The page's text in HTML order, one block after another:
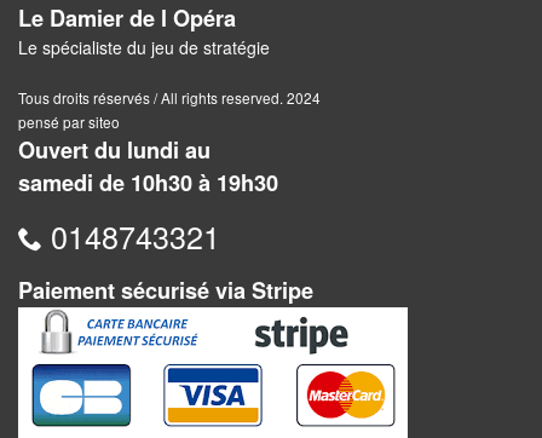
Ambiance
Coopératif
Gestion
Escape
Game
Enquête
Jeux
évolutifs
Le Damier de l Opéra
Le spécialiste du jeu de stratégie
Tous droits réservés / All rights reserved. 2024
pensé par siteo
Ouvert du lundi au
samedi de 10h30 à 19h30
0148743321
Paiement sécurisé via Stripe